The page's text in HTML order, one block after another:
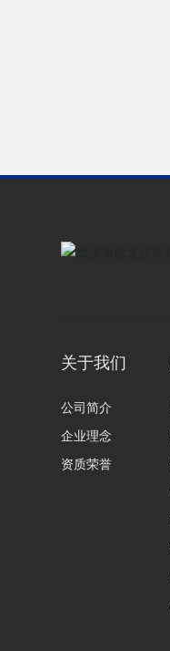
关于我们
公司简介
企业理念
资质荣誉